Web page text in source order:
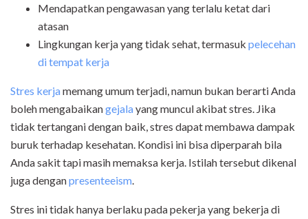
Mendapatkan pengawasan yang terlalu ketat dari
atasan
Lingkungan kerja yang tidak sehat, termasuk pelecehan
di tempat kerja
Stres kerjamemang umum terjadi, namun bukan berarti Anda
boleh mengabaikangejalayang muncul akibat stres. Jika
tidak tertangani dengan baik, stres dapat membawa dampak
buruk terhadap kesehatan. Kondisi ini bisa diperparah bila
Anda sakit tapi masih memaksa kerja. Istilah tersebut dikenal
juga denganpresenteeism
Stres ini tidak hanya berlaku pada pekerja yang bekerja di